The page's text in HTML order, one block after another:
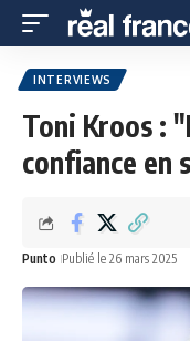
INTERVIEWS
Toni Kroos :
confiance en
Punto Publié le 26 mars 2025